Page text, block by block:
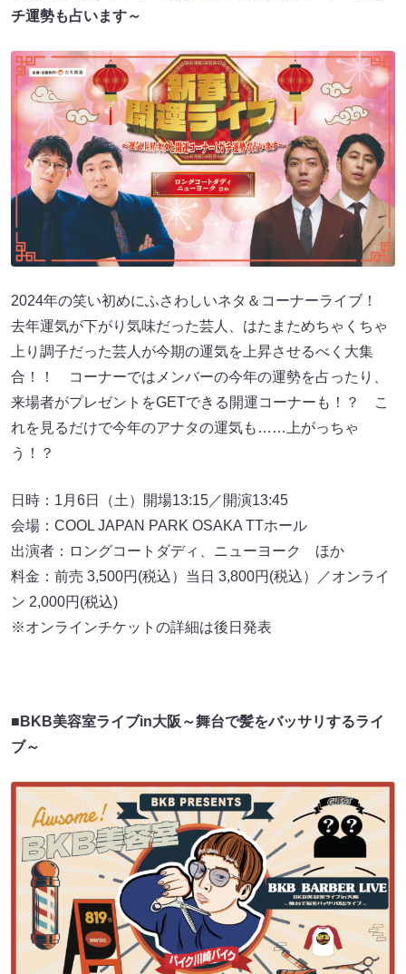
チ運勢も占います～
2024年の笑い初めにふさわしいネタ＆コーナーライブ！
去年運気が下がり気味だった芸人、はたまためちゃくちゃ
上り調子だった芸人が今期の運気を上昇させるべく大集
合！！ コーナーではメンバーの今年の運勢を占ったり、
来場者がプレゼントをGETできる開運コーナーも！？ こ
れを見るだけで今年のアナタの運気も……上がっちゃ
う！？
日時：1月6日（土）開場13:15／開演13:45
会場：COOL JAPAN PARK OSAKA TTホール
出演者：ロングコートダディ、ニューヨーク ほか
料金：前売 3,500円(税込）当日 3,800円(税込）／オンライ
ン 2,000円(税込)
※オンラインチケットの詳細は後日発表
■BKB美容室ライブin大阪～舞台で髪をバッサリするライ
ブ～